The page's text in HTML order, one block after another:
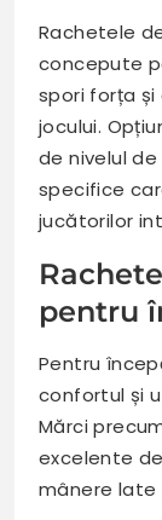
Rachetele
concepute
spori forța
jocului.
de nivelul
specifice
jucătorilor
pentru
Pentru
confortul și
Mărci
excelente
mânere late